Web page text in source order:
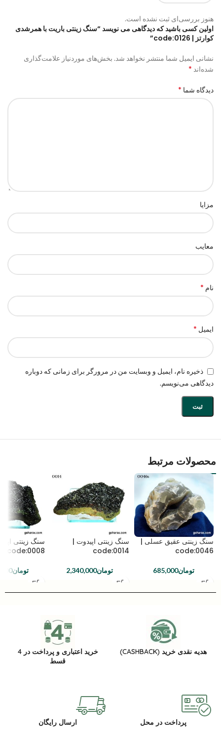
هنوز بررسی‌ای ثبت نشده است.
اولین کسی باشید که دیدگاهی می نویسد “سنگ زینتی باریت با همرشدی
کوارتز | code:0126”
نشانی ایمیل شما منتشر نخواهد شد. بخش‌های موردنیاز علامت‌گذاری
شده‌اند *
دیدگاه شما *
مزایا
معایب
نام *
ایمیل *
ذخیره نام، ایمیل و وبسایت من در مرورگر برای زمانی که دوباره
دیدگاهی می‌نویسم.
محصولات مرتبط
سنگ زینتی عقیق عسلی |
code:0046
تومان685,000
سنگ زینتی اپیدوت |
code:0014
تومان2,340,000
سنگ زینتی
code:0008
تومان
هدیه نقدی خرید (CASHBACK)
خرید اعتباری و پرداخت در 4
قسط
پرداخت در محل ارسال رایگان